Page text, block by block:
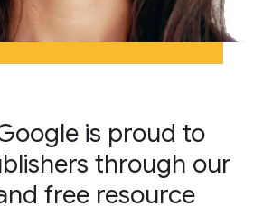
is proud to
through our
free resource